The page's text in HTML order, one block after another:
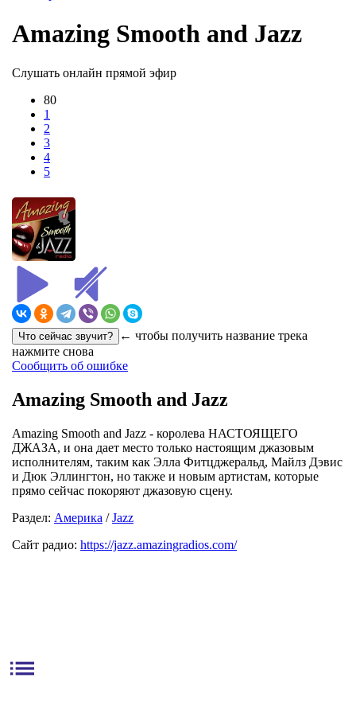
Amazing Smooth and Jazz
Слушать онлайн прямой эфир
80
1
2
3
4
5
← чтобы получить название трека
нажмите снова
Сообщить об ошибке
Amazing Smooth and Jazz
Amazing Smooth and Jazz - королева НАСТОЯЩЕГО
ДЖАЗА, и она дает место только настоящим джазовым
исполнителям, таким как Элла Фитцджеральд, Майлз Дэвис
и Дюк Эллингтон, но также и новым артистам, которые
прямо сейчас покоряют джазовую сцену.
Раздел: Америка /Jazz
Сайт радио: https://jazz.amazingradios.com/
list